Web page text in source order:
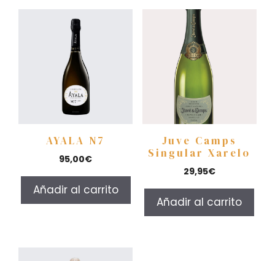
AYALA N7
95,00€
Añadir al carrito
Juve Camps
Singular Xarelo
29,95€
Añadir al carrito